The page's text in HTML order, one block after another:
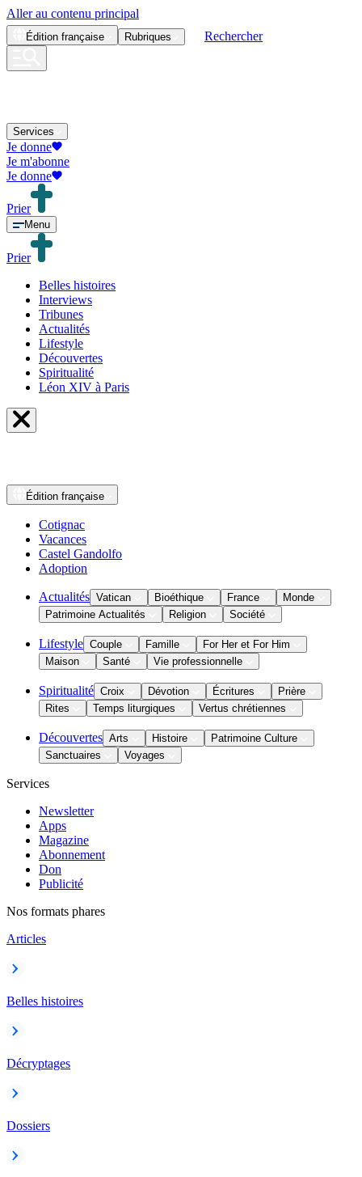
Aller au contenu principal
Édition française Rubriques Rechercher
Services
Je donne
Je m'abonne
Je donne
Prier
Menu
Prier
Belles histoires
Interviews
Tribunes
Actualités
Lifestyle
Découvertes
Spiritualité
Léon XIV à Paris
Édition française
Cotignac
Vacances
Castel Gandolfo
Adoption
Actualités Vatican Bioéthique France
Monde
Patrimoine Actualités
Religion Société
Lifestyle Couple Famille
For Her et For Him
Maison
Santé Vie professionnelle
Spiritualité Croix Dévotion Écritures
Prière
Rites
Temps liturgiques Vertus chrétiennes
Découvertes Arts Histoire
Patrimoine Culture
Sanctuaires
Voyages
Services
Newsletter
Apps
Magazine
Abonnement
Don
Publicité
Nos formats phares
Articles
Belles histoires
Décryptages
Dossiers